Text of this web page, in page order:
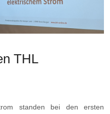
THL
standen bei den ersten